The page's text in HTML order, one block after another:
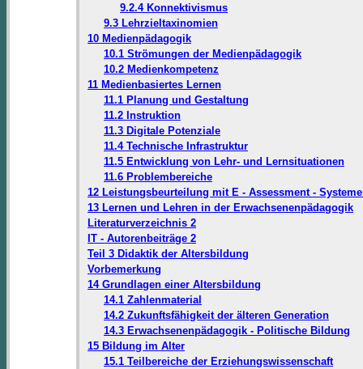
9.2.4 Konnektivismus
9.3 Lehrzieltaxinomien
10 Medienpädagogik
10.1 Strömungen der Medienpädagogik
10.2 Medienkompetenz
11 Medienbasiertes Lernen
11.1 Planung und Gestaltung
11.2 Instruktion
11.3 Digitale Potenziale
11.4 Technische Infrastruktur
11.5 Entwicklung von Lehr- und Lernsituationen
11.6 Problembereiche
12 Leistungsbeurteilung mit E - Assessment -
13 Lernen und Lehren in der Erwachsenenpädagogik
Literaturverzeichnis 2
IT - Autorenbeiträge 2
Teil 3 Didaktik der Altersbildung
Vorbemerkung
14 Grundlagen einer Altersbildung
14.1 Zahlenmaterial
14.2 Zukunftsfähigkeit der älteren Generation
14.3 Erwachsenenpädagogik - Politische Bildung
15 Bildung im Alter
15.1 Teilbereiche der Erziehungswissenschaft